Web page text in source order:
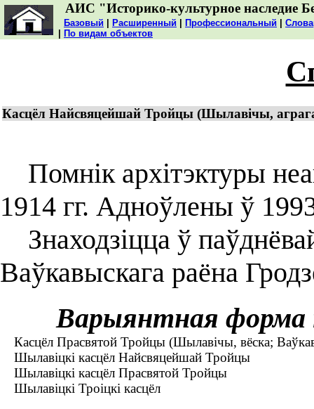
АИС "Историко-культурное наследие
Базовый Расширенный Профессиональный
По видам объектов
Касцёл Найсвяцейшай Тройцы (Шылавічы,
Помнік архітэктуры
1914 гг. Адноўлены ў
Знаходзіцца ў
Ваўкавыскага раёна
Варыянтная форма
Касцёл Прасвятой Тройцы (Шылавічы, вёска;
Шылавіцкі касцёл Найсвяцейшай Тройцы
Шылавіцкі касцёл Прасвятой Тройцы
Шылавіцкі Троіцкі касцёл